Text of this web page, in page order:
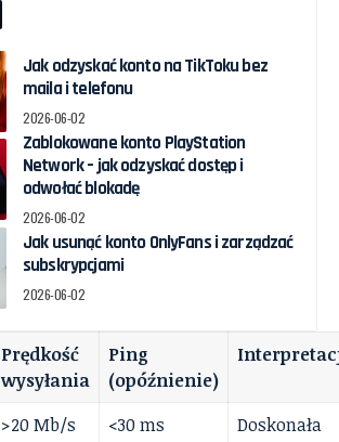
Jak odzyskać konto na TikToku bez
maila i telefonu
2026-06-02
Zablokowane konto PlayStation
Network – jak odzyskać dostęp i
odwołać blokadę
2026-06-02
Jak usunąć konto OnlyFans i zarządzać
subskrypcjami
2026-06-02
Prędkość
wysyłania
Ping
(opóźnienie)
>20 Mb/s <30 ms
Doskonała